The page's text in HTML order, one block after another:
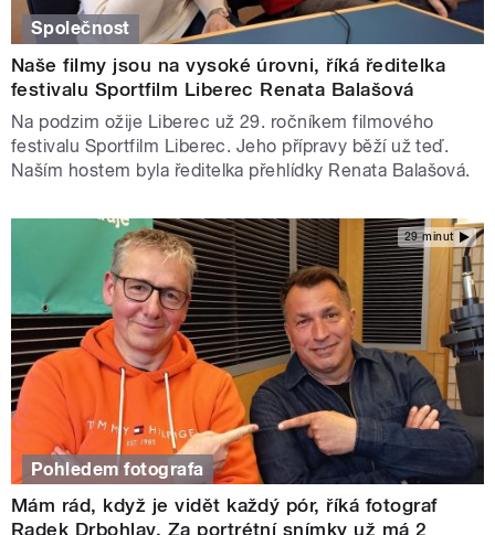
Společnost
Naše filmy jsou na vysoké úrovni, říká ředitelka
festivalu Sportfilm Liberec Renata Balašová
Na podzim ožije Liberec už 29. ročníkem filmového
festivalu Sportfilm Liberec. Jeho přípravy běží už teď.
Naším hostem byla ředitelka přehlídky Renata Balašová.
29 minut
Pohledem fotografa
Mám rád, když je vidět každý pór, říká fotograf
Radek Drbohlav. Za portrétní snímky už má 2